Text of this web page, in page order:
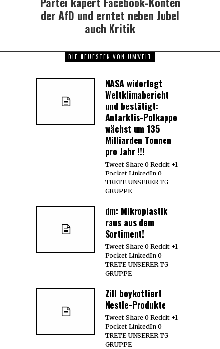
der AfD und erntet neben Jubel
auch Kritik
DIE NEUESTEN VON UMWELT
NASA widerlegt
Weltklimabericht
und bestätigt:
Antarktis-Polkappe
wächst um 135
Milliarden Tonnen
pro Jahr !!!
Tweet Share 0 Reddit +1
Pocket LinkedIn 0
TRETE UNSERER TG
GRUPPE
dm: Mikroplastik
raus aus dem
Sortiment!
Tweet Share 0 Reddit +1
Pocket LinkedIn 0
TRETE UNSERER TG
GRUPPE
Zill boykottiert
Nestle-Produkte
Tweet Share 0 Reddit +1
Pocket LinkedIn 0
TRETE UNSERER TG
GRUPPE